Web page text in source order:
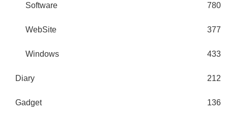
Software 780
WebSite 377
Windows 433
Diary 212
Gadget 136